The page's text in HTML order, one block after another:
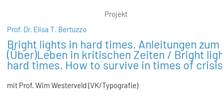
Projekt
Prof. Dr. Elisa T. Bertuzzo
Bright lights in hard times. Anleitungen zum
(Über)Leben in kritischen Zeiten / Bright
hard times. How to survive in times of crisis
mit Prof. Wim Westerveld (VK/Typografie)